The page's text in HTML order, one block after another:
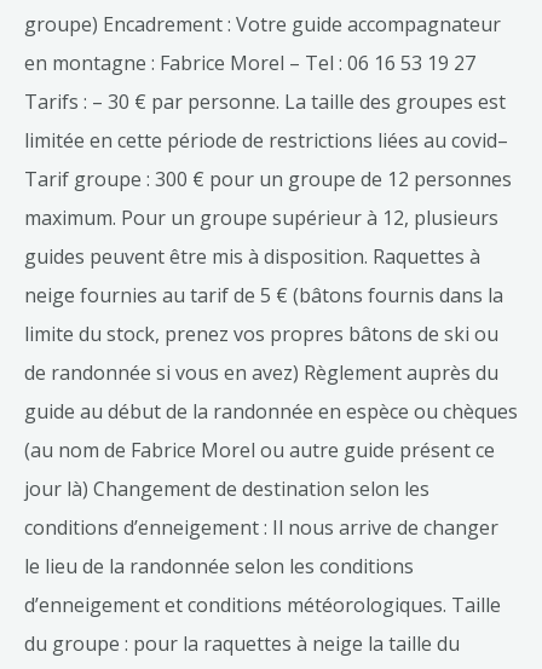
groupe) Encadrement : Votre guide accompagnateur
en montagne : Fabrice Morel – Tel : 06 16 53 19 27
Tarifs : – 30 € par personne. La taille des groupes est
limitée en cette période de restrictions liées au covid–
Tarif groupe : 300 € pour un groupe de 12 personnes
maximum. Pour un groupe supérieur à 12, plusieurs
guides peuvent être mis à disposition. Raquettes à
neige fournies au tarif de 5 € (bâtons fournis dans la
limite du stock, prenez vos propres bâtons de ski ou
de randonnée si vous en avez) Règlement auprès du
guide au début de la randonnée en espèce ou chèques
(au nom de Fabrice Morel ou autre guide présent ce
jour là) Changement de destination selon les
conditions d’enneigement : Il nous arrive de changer
le lieu de la randonnée selon les conditions
d’enneigement et conditions météorologiques. Taille
du groupe : pour la raquettes à neige la taille du